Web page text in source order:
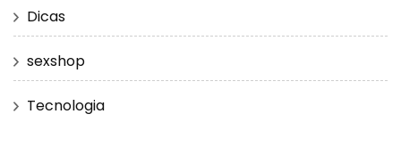
Dicas
sexshop
Tecnologia